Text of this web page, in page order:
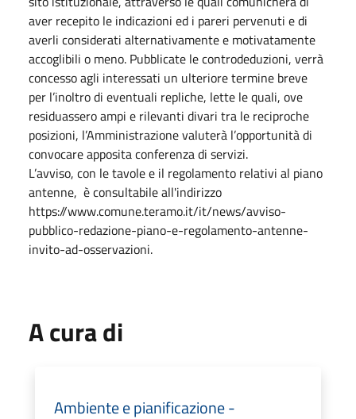
aver recepito le indicazioni ed i pareri pervenuti e di
averli considerati alternativamente e motivatamente
accoglibili o meno. Pubblicate le controdeduzioni, verrà
concesso agli interessati un ulteriore termine breve
per l’inoltro di eventuali repliche, lette le quali, ove
residuassero ampi e rilevanti divari tra le reciproche
posizioni, l’Amministrazione valuterà l’opportunità di
convocare apposita conferenza di servizi.
L’avviso, con le tavole e il regolamento relativi al piano
antenne, è consultabile all'indirizzo
https://www.comune.teramo.it/it/news/avviso-
pubblico-redazione-piano-e-regolamento-antenne-
invito-ad-osservazioni.
A cura di
Ambiente e pianificazione -